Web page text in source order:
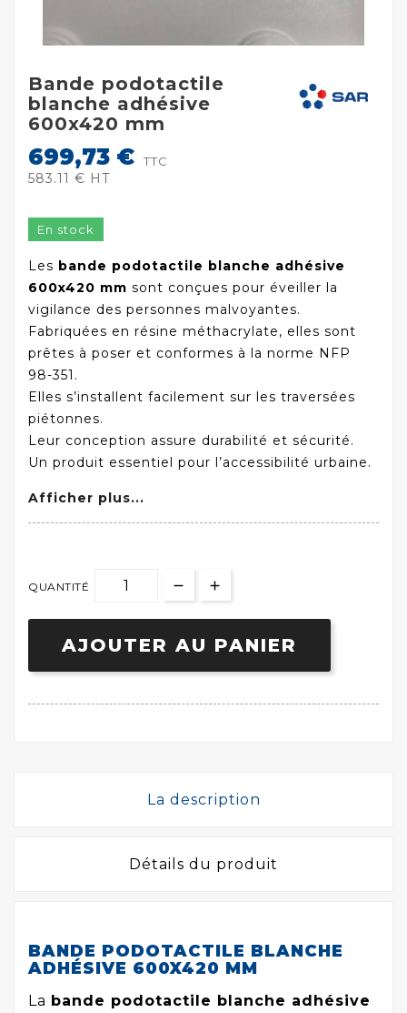
Bande podotactile
blanche adhésive
600x420 mm
699,73 € TTC
583.11 € HT
En stock
Les bande podotactile blanche adhésive
600x420 mm sont conçues pour éveiller la
vigilance des personnes malvoyantes.
Fabriquées en résine méthacrylate, elles sont
prêtes à poser et conformes à la norme NFP
98-351.
Elles s’installent facilement sur les traversées
piétonnes.
Leur conception assure durabilité et sécurité.
Un produit essentiel pour l’accessibilité urbaine.
Afficher plus...
QUANTITÉ
AJOUTER AU PANIER
La description
Détails du produit
BANDE PODOTACTILE BLANCHE
ADHÉSIVE 600X420 MM
La bande podotactile blanche adhésive